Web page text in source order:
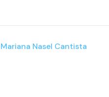
Mariana Nasel Cantista